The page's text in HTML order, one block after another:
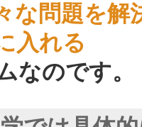
な問題を解
入れる
なのです。